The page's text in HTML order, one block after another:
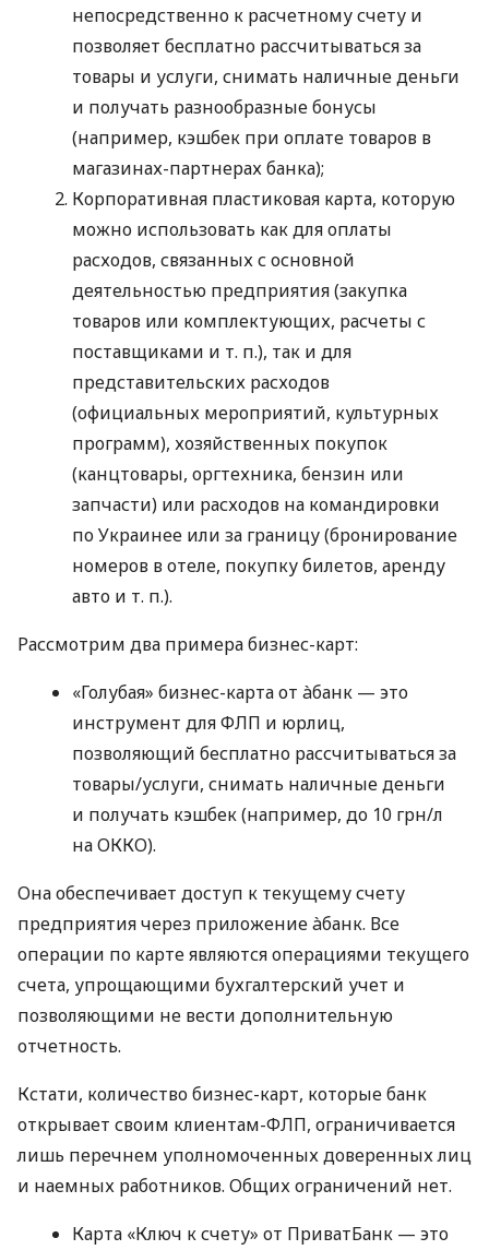
непосредственно к расчетному счету и
позволяет бесплатно рассчитываться за
товары и услуги, снимать наличные деньги
и получать разнообразные бонусы
(например, кэшбек при оплате товаров в
магазинах-партнерах банка);
Корпоративная пластиковая карта, которую
можно использовать как для оплаты
расходов, связанных с основной
деятельностью предприятия (закупка
товаров или комплектующих, расчеты с
поставщиками и т. п.), так и для
представительских расходов
(официальных мероприятий, культурных
программ), хозяйственных покупок
(канцтовары, оргтехника, бензин или
запчасти) или расходов на командировки
по Украинее или за границу (бронирование
номеров в отеле, покупку билетов, аренду
авто и т. п.).
Рассмотрим два примера бизнес-карт:
«Голубая» бизнес-карта от àбанк — это
инструмент для ФЛП и юрлиц,
позволяющий бесплатно рассчитываться за
товары/услуги, снимать наличные деньги
и получать кэшбек (например, до 10 грн/л
на ОККО).
Она обеспечивает доступ к текущему счету
предприятия через приложение àбанк. Все
операции по карте являются операциями текущего
счета, упрощающими бухгалтерский учет и
позволяющими не вести дополнительную
отчетность.
Кстати, количество бизнес-карт, которые банк
открывает своим клиентам-ФЛП, ограничивается
лишь перечнем уполномоченных доверенных лиц
и наемных работников. Общих ограничений нет.
Карта «Ключ к счету» от ПриватБанк — это